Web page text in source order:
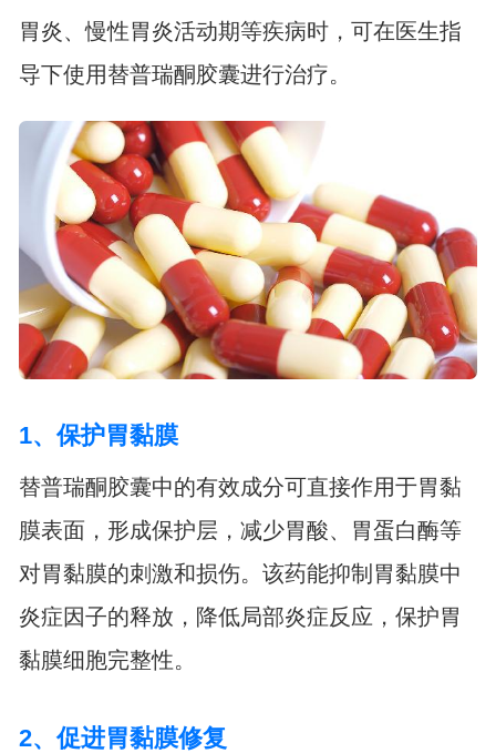
胃炎、慢性胃炎活动期等疾病时，可在医生指
导下使用替普瑞酮胶囊进行治疗。
1、保护胃黏膜
替普瑞酮胶囊中的有效成分可直接作用于胃黏
膜表面，形成保护层，减少胃酸、胃蛋白酶等
对胃黏膜的刺激和损伤。该药能抑制胃黏膜中
炎症因子的释放，降低局部炎症反应，保护胃
黏膜细胞完整性。
2、促进胃黏膜修复